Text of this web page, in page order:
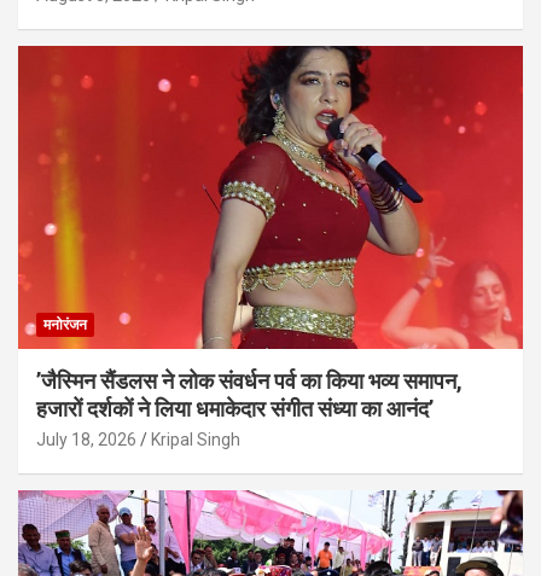
मनोरंजन
’जैस्मिन सैंडलस ने लोक संवर्धन पर्व का किया भव्य समापन,
हजारों दर्शकों ने लिया धमाकेदार संगीत संध्या का आनंद’
July 18, 2026 Kripal Singh